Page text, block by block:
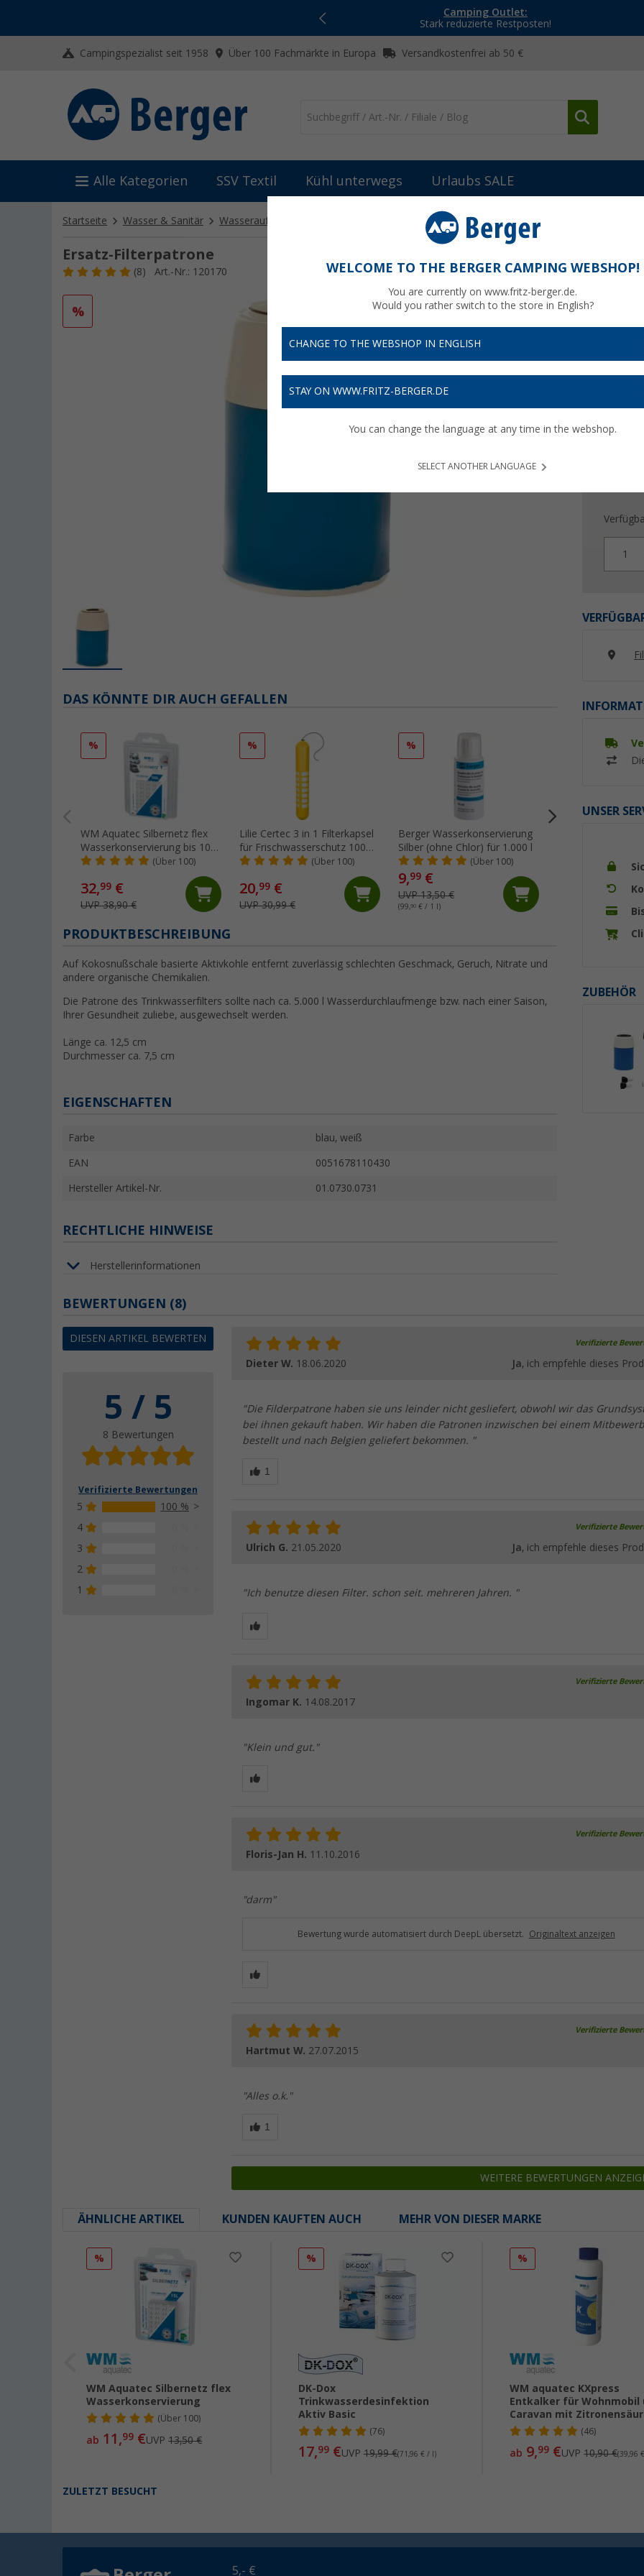
Camping Outlet:
Stark reduzierte Restposten!
Campingspezialist seit 1958 Über 100 Fachmärkte in Europa Versandkostenfrei ab 50 €
Alle Kategorien SSV Textil Kühl unterwegs Urlaubs SALE
Startseite Wasser & Sanitär Wasseraufbereitung Trinkwasseraufbereitung BIOLIT Ersatz-Filterpatrone
Ersatz-Filterpatrone
(8) Art.-Nr.: 120170
%
40,
Preise inkl.
Bis zu
1
UNSER
ZUBEHÖR
DAS KÖNNTE DIR AUCH GEFALLEN
%
WM Aquatec Silbernetz flex
Wasserkonservierung bis 100
Liter Tankgröße(Über 100)
32,99 €
UVP 38,90 €
%
Lilie Certec 3 in 1 Filterkapsel
für Frischwasserschutz 100
Liter
(Über 100)
20,99 €
UVP 30,99 €
%
Berger Wasserkonservierung
Silber (ohne Chlor) für 1.000 l
(Über 100)
9,99 €
UVP 13,50 €
(99,90 € / 1 l)
(86)
UVP 19,95 €
PRODUKTBESCHREIBUNG
Auf Kokosnußschale basierte Aktivkohle entfernt zuverlässig schlechten Geschmack, Geruch, Nitrate und
andere organische Chemikalien.
Die Patrone des Trinkwasserfilters sollte nach ca. 5.000 l Wasserdurchlaufmenge bzw. nach einer Saison,
Ihrer Gesundheit zuliebe, ausgewechselt werden.
Länge ca. 12,5 cm
Durchmesser ca. 7,5 cm
EIGENSCHAFTEN
Farbe blau, weiß
EAN 0051678110430
Hersteller Artikel-Nr. 01.0730.0731
RECHTLICHE HINWEISE
Herstellerinformationen
BEWERTUNGEN (8)
DIESEN ARTIKEL BEWERTEN
5 / 5
8 Bewertungen
Verifizierte Bewertungen
5
100 %
4
3
2
1
Verifizierte
Dieter W. 18.06.2020 Ja, ich empfehle dieses
"Die Filderpatrone haben sie uns leinder nicht gesliefert, obwohl wir das
bei ihnen gekauft haben. Wir haben die Patronen inzwischen bei einem
bestellt und nach Belgien geliefert bekommen. "
Verifizierte
Ulrich G. 21.05.2020 Ja, ich empfehle dieses
"Ich benutze diesen Filter. schon seit. mehreren Jahren. "
Verifizierte
Ingomar K. 14.08.2017
"Klein und gut."
Verifizierte
Floris-Jan H. 11.10.2016
"darm"
Bewertung wurde automatisiert durch DeepL übersetzt. Originaltext anzeigen
Verifizierte
Hartmut W. 27.07.2015
"Alles o.k."
WEITERE BEWERTUNGEN
ÄHNLICHE ARTIKEL KUNDEN KAUFTEN AUCH MEHR VON DIESER MARKE
%
WM Aquatec Silbernetz flex
Wasserkonservierung
(Über 100)
ab 11,99 €UVP13,50 €
%
DK-Dox
Trinkwasserdesinfektion
Aktiv Basic
(76)
17,99€UVP 19,99 €(71,96 € / l)
%
WM aquatec KXpress
Entkalker für Wohnmobil
Caravan mit
(46)
ab 9,99 €UVP10,90 €(39,96
ZULETZT BESUCHT
5,- €
WELCOME TO THE BERGER CAMPING WEBSHOP!
You are currently on www.fritz-berger.de.
Would you rather switch to the store in English?
CHANGE TO THE WEBSHOP IN ENGLISH
STAY ON WWW.FRITZ-BERGER.DE
You can change the language at any time in the webshop.
SELECT ANOTHER LANGUAGE